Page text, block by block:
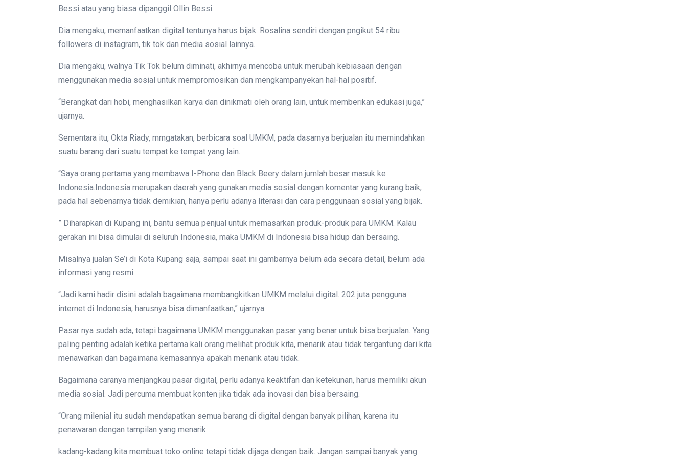
Bessi atau yang biasa dipanggil Ollin Bessi.
Dia mengaku, memanfaatkan digital tentunya harus bijak. Rosalina sendiri dengan pngikut 54 ribu
followers di instagram, tik tok dan media sosial lainnya.
Dia mengaku, walnya Tik Tok belum diminati, akhirnya mencoba untuk merubah kebiasaan dengan
menggunakan media sosial untuk mempromosikan dan mengkampanyekan hal-hal positif.
“Berangkat dari hobi, menghasilkan karya dan dinikmati oleh orang lain, untuk memberikan edukasi juga,”
ujarnya.
Sementara itu, Okta Riady, mrngatakan, berbicara soal UMKM, pada dasarnya berjualan itu memindahkan
suatu barang dari suatu tempat ke tempat yang lain.
“Saya orang pertama yang membawa I-Phone dan Black Beery dalam jumlah besar masuk ke
Indonesia.Indonesia merupakan daerah yang gunakan media sosial dengan komentar yang kurang baik,
pada hal sebenarnya tidak demikian, hanya perlu adanya literasi dan cara penggunaan sosial yang bijak.
” Diharapkan di Kupang ini, bantu semua penjual untuk memasarkan produk-produk para UMKM. Kalau
gerakan ini bisa dimulai di seluruh Indonesia, maka UMKM di Indonesia bisa hidup dan bersaing.
Misalnya jualan Se’i di Kota Kupang saja, sampai saat ini gambarnya belum ada secara detail, belum ada
informasi yang resmi.
“Jadi kami hadir disini adalah bagaimana membangkitkan UMKM melalui digital. 202 juta pengguna
internet di Indonesia, harusnya bisa dimanfaatkan,” ujarnya.
Pasar nya sudah ada, tetapi bagaimana UMKM menggunakan pasar yang benar untuk bisa berjualan. Yang
paling penting adalah ketika pertama kali orang melihat produk kita, menarik atau tidak tergantung dari kita
menawarkan dan bagaimana kemasannya apakah menarik atau tidak.
Bagaimana caranya menjangkau pasar digital, perlu adanya keaktifan dan ketekunan, harus memiliki akun
media sosial. Jadi percuma membuat konten jika tidak ada inovasi dan bisa bersaing.
“Orang milenial itu sudah mendapatkan semua barang di digital dengan banyak pilihan, karena itu
penawaran dengan tampilan yang menarik.
kadang-kadang kita membuat toko online tetapi tidak dijaga dengan baik. Jangan sampai banyak yang